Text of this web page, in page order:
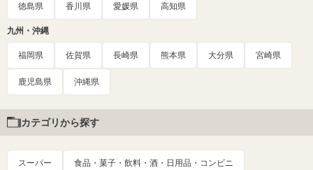
徳島県 香川県 愛媛県 高知県
九州・沖縄
福岡県 佐賀県 長崎県 熊本県 大分県 宮崎県
鹿児島県 沖縄県
カテゴリから探す
スーパー 食品・菓子・飲料・酒・日用品・コンビニ